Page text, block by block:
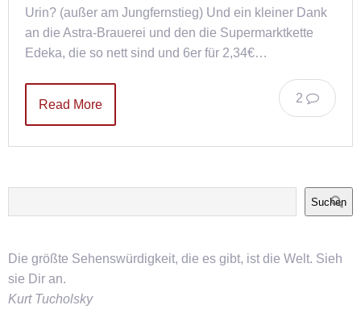
Urin? (außer am Jungfernstieg) Und ein kleiner Dank
an die Astra-Brauerei und den die Supermarktkette
Edeka, die so nett sind und 6er für 2,34€…
2
Read More
Suchen
Die größte Sehenswürdigkeit, die es gibt, ist die Welt. Sieh
sie Dir an.
Kurt Tucholsky